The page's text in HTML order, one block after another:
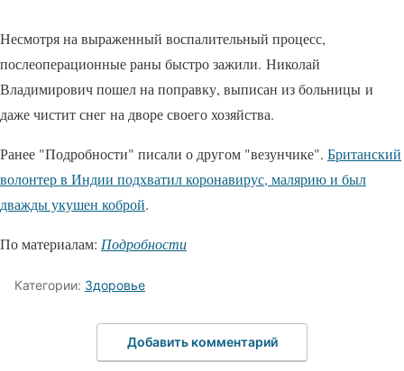
Несмотря на выраженный воспалительный процесс,
послеоперационные раны быстро зажили. Николай
Владимирович пошел на поправку, выписан из больницы и
даже чистит снег на дворе своего хозяйства.
Ранее "Подробности" писали о другом "везунчике". Британский
волонтер в Индии подхватил коронавирус, малярию и был
дважды укушен коброй.
По материалам: Подробности
Категории: Здоровье
Добавить комментарий